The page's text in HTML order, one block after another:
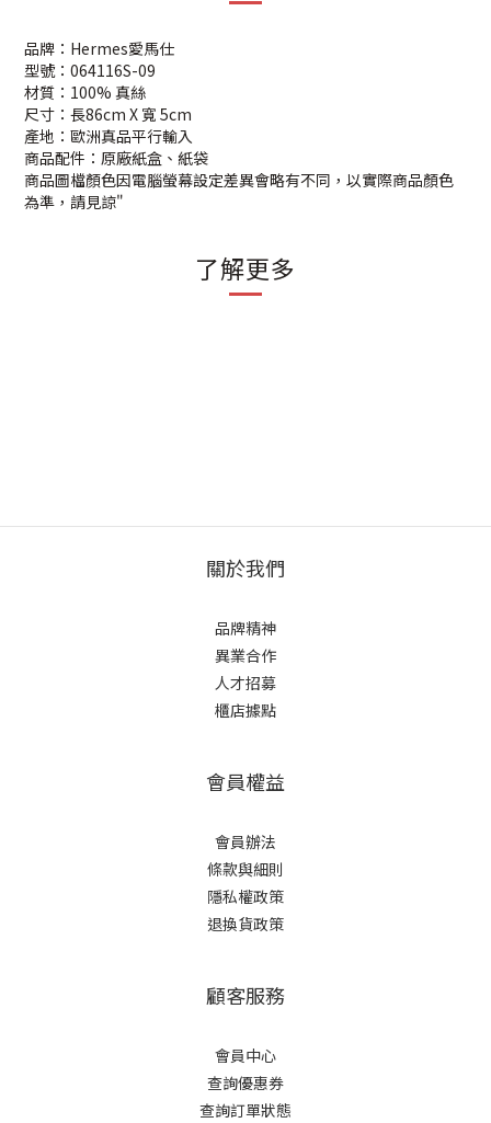
品牌：Hermes愛馬仕
型號：064116S-09
材質：100% 真絲
尺寸：長86cm X 寬 5cm
產地：歐洲真品平行輸入
商品配件：原廠紙盒、紙袋
商品圖檔顏色因電腦螢幕設定差異會略有不同，以實際商品顏色
為準，請見諒"
了解更多
關於我們
品牌精神
異業合作
人才招募
櫃店據點
會員權益
會員辦法
條款與細則
隱私權政策
退換貨政策
顧客服務
會員中心
查詢優惠券
查詢訂單狀態